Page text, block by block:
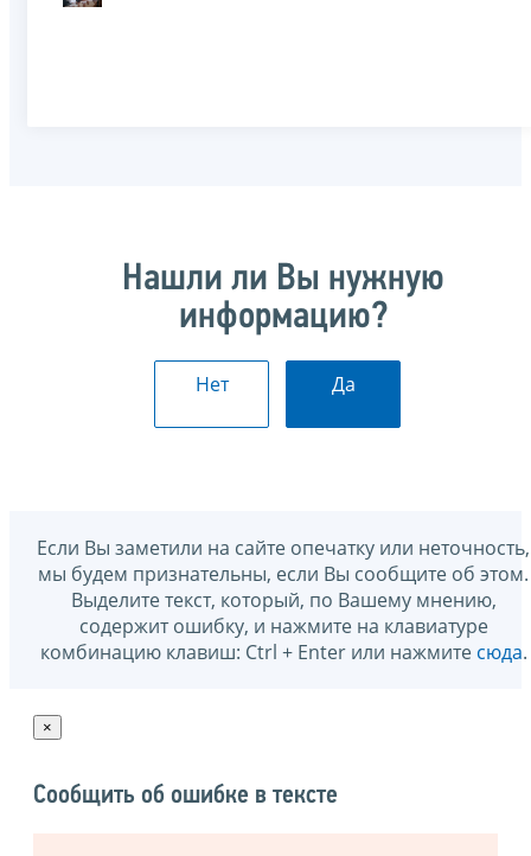
Нашли ли Вы нужную
информацию?
Нет Да
Если Вы заметили на сайте опечатку или неточность,
мы будем признательны, если Вы сообщите об этом.
Выделите текст, который, по Вашему мнению,
содержит ошибку, и нажмите на клавиатуре
комбинацию клавиш: Ctrl + Enter или нажмите сюда.
×
Сообщить об ошибке в тексте